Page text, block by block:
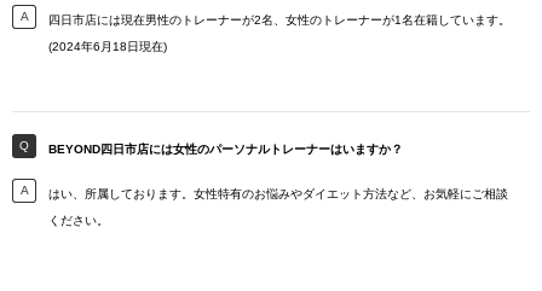
四日市店には現在男性のトレーナーが2名、女性のトレーナーが1名在籍しています。
(2024年6月18日現在)
BEYOND四日市店には女性のパーソナルトレーナーはいますか？
はい、所属しております。女性特有のお悩みやダイエット方法など、お気軽にご相談
ください。